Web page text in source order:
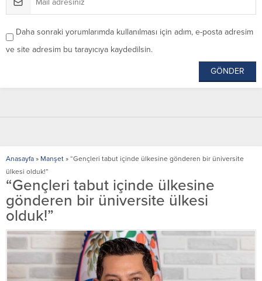
Daha sonraki yorumlarımda kullanılması için adım, e-posta adresim
ve site adresim bu tarayıcıya kaydedilsin.
Anasayfa » Manşet » “Gençleri tabut içinde ülkesine gönderen bir üniversite
ülkesi olduk!”
“Gençleri tabut içinde ülkesine
gönderen bir üniversite ülkesi
olduk!”